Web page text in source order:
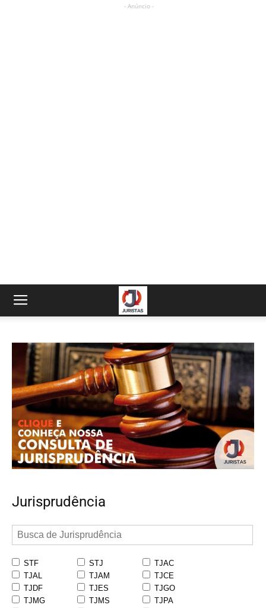
- Anúncio -
Jurisprudência
STF STJ
TJAC
TJAL
TJAM
TJCE
TJDF
TJES
TJGO
TJMG
TJMS
TJPA